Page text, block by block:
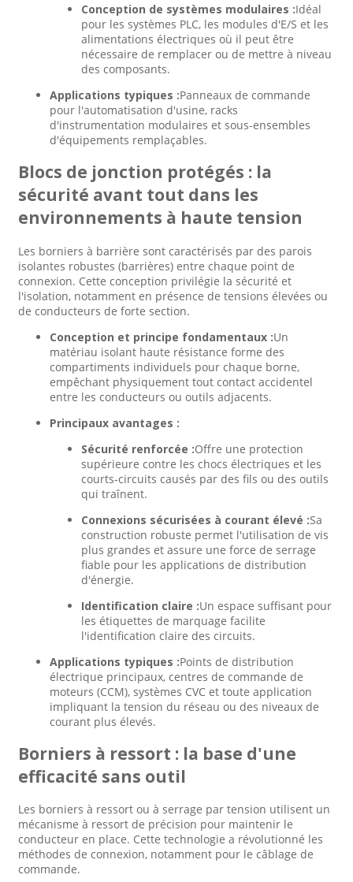
Conception de systèmes modulaires :Idéal
pour les systèmes PLC, les modules d'E/S et les
alimentations électriques où il peut être
nécessaire de remplacer ou de mettre à niveau
des composants.
Applications typiques :Panneaux de commande
pour l'automatisation d'usine, racks
d'instrumentation modulaires et sous-ensembles
d'équipements remplaçables.
Blocs de jonction protégés : la
sécurité avant tout dans les
environnements à haute tension
Les borniers à barrière sont caractérisés par des parois
isolantes robustes (barrières) entre chaque point de
connexion. Cette conception privilégie la sécurité et
l'isolation, notamment en présence de tensions élevées ou
de conducteurs de forte section.
Conception et principe fondamentaux :Un
matériau isolant haute résistance forme des
compartiments individuels pour chaque borne,
empêchant physiquement tout contact accidentel
entre les conducteurs ou outils adjacents.
Principaux avantages :
Sécurité renforcée :Offre une protection
supérieure contre les chocs électriques et les
courts-circuits causés par des fils ou des outils
qui traînent.
Connexions sécurisées à courant élevé :Sa
construction robuste permet l'utilisation de vis
plus grandes et assure une force de serrage
fiable pour les applications de distribution
d'énergie.
Identification claire :Un espace suffisant pour
les étiquettes de marquage facilite
l'identification claire des circuits.
Applications typiques :Points de distribution
électrique principaux, centres de commande de
moteurs (CCM), systèmes CVC et toute application
impliquant la tension du réseau ou des niveaux de
courant plus élevés.
Borniers à ressort : la base d'une
efficacité sans outil
Les borniers à ressort ou à serrage par tension utilisent un
mécanisme à ressort de précision pour maintenir le
conducteur en place. Cette technologie a révolutionné les
méthodes de connexion, notamment pour le câblage de
commande.